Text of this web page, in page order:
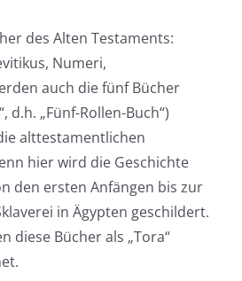
des Alten Testaments:
Numeri,
auch die fünf Bücher
d.h. „Fünf-Rollen-Buch“)
alttestamentlichen
hier wird die Geschichte
den ersten Anfängen bis zur
in Ägypten geschildert.
diese Bücher als „Tora“